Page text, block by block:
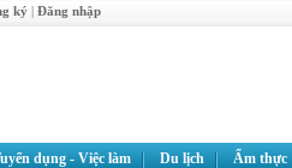
ký | Đăng nhập
dụng - Việc làm Du lịch Ẩm thực